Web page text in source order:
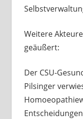
Weitere
geäußert:
Der CSU-
Pilsinger